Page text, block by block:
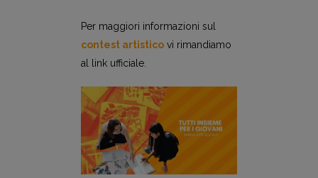
Per maggiori informazioni sul
contest artisticovi rimandiamo
al link ufficiale.